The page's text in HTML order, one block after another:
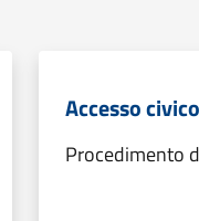
Accesso
Procedimento